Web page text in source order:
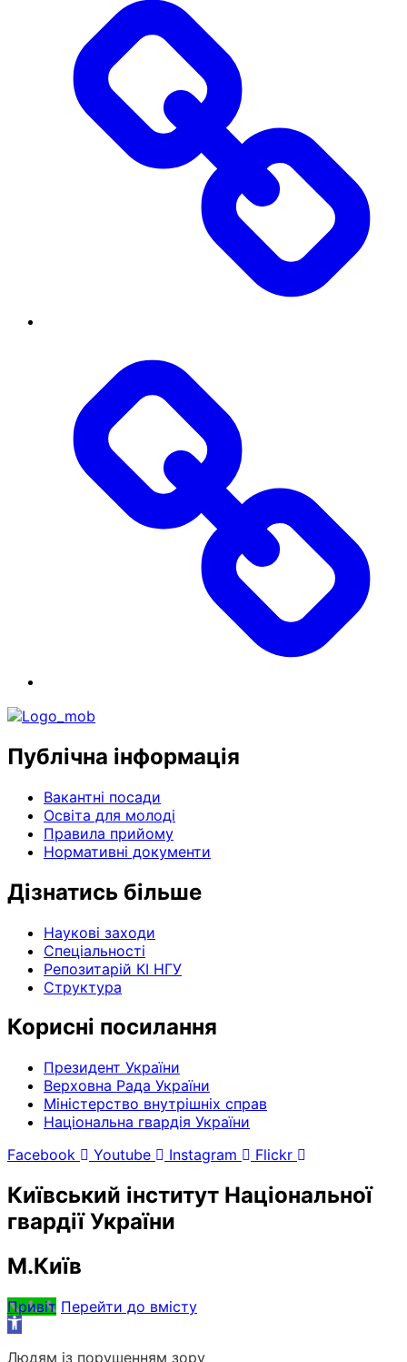
Публічна інформація
Вакантні посади
Освіта для молоді
Правила прийому
Нормативні документи
Дізнатись більше
Наукові заходи
Спеціальності
Репозитарій КІ НГУ
Структура
Корисні посилання
Президент України
Верховна Рада України
Міністерство внутрішніх справ
Національна гвардія України
Facebook
Youtube Instagram Flickr
Київський інститут Національної
гвардії України
М.Київ
Привіт Перейти до вмісту
Відкрити
Людям із порушенням зору